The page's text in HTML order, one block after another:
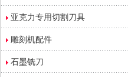
亚克力专用切割刀具
雕刻机配件
石墨铣刀